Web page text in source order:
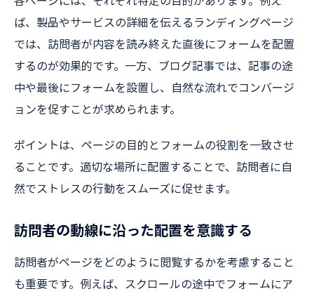
ば、製品やサービスの詳細を伝えるランディングページ
では、訪問者が内容を読み終えた直後にフォームを配置
するのが効果的です。一方、ブログ記事では、記事の途
中や最後にフォームを設置し、自然な流れでコンバージ
ョンを促すことが求められます。
ポイントは、ページの目的とフォームの役割を一致させ
ることです。適切な場所に配置することで、訪問者に自
然でストレスの行動をスムーズに促せます。
訪問者の動線に沿った配置を意識する
訪問者がページをどのように閲覧するかを考慮すること
も重要です。例えば、スクロールの途中でフォームにア